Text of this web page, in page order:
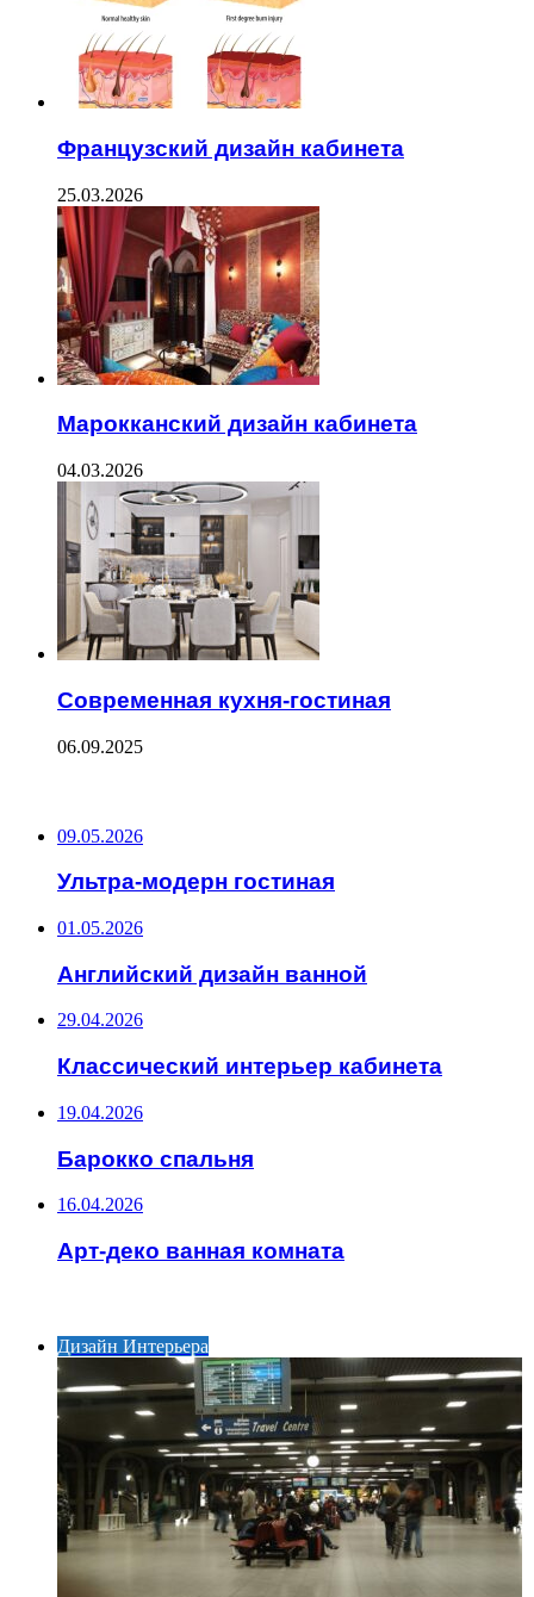
Французский дизайн кабинета
25.03.2026
Марокканский дизайн кабинета
04.03.2026
Современная кухня-гостиная
06.09.2025
09.05.2026
Ультра-модерн гостиная
01.05.2026
Английский дизайн ванной
29.04.2026
Классический интерьер кабинета
19.04.2026
Барокко спальня
16.04.2026
Арт-деко ванная комната
Дизайн Интерьера